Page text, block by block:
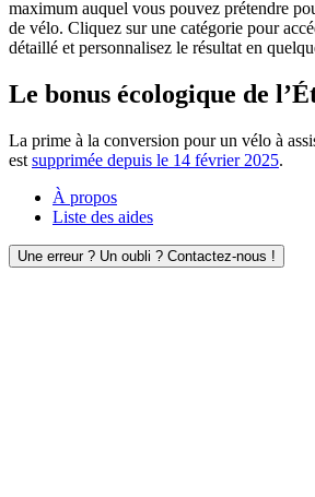
maximum auquel vous pouvez prétendre
de vélo. Cliquez sur une catégorie pour
détaillé et personnalisez le résultat en
Le bonus écologique de
La prime à la conversion pour un vélo à
est supprimée depuis le 14 février 2025.
À propos
Liste des aides
Une erreur ? Un oubli ? Contactez-nous !